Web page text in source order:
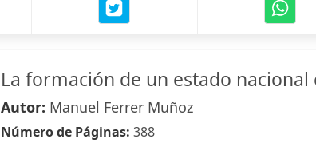
La formación de un estado nacional
Autor: Manuel Ferrer Muñoz
Número de Páginas: 388